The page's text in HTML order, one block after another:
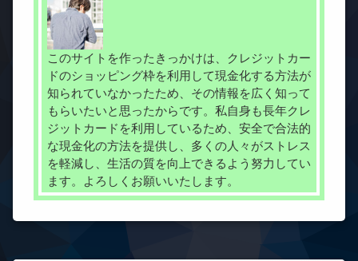
このサイトを作ったきっかけは、クレジットカー
ドのショッピング枠を利用して現金化する方法が
知られていなかったため、その情報を広く知って
もらいたいと思ったからです。私自身も長年クレ
ジットカードを利用しているため、安全で合法的
な現金化の方法を提供し、多くの人々がストレス
を軽減し、生活の質を向上できるよう努力してい
ます。よろしくお願いいたします。